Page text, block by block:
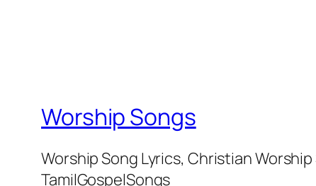
Worship Songs
Worship Song Lyrics, Christian
TamilGospelSongs